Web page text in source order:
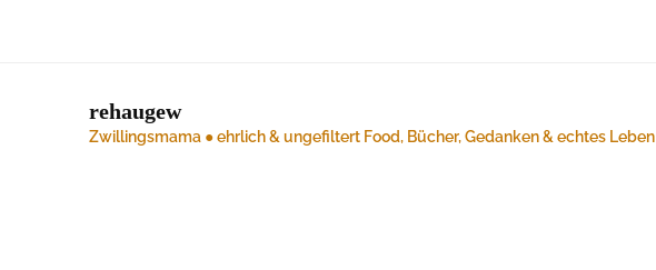
rehaugew
Zwillingsmama ● ehrlich & ungefiltert Food, Bücher, Gedanken & echtes Leben